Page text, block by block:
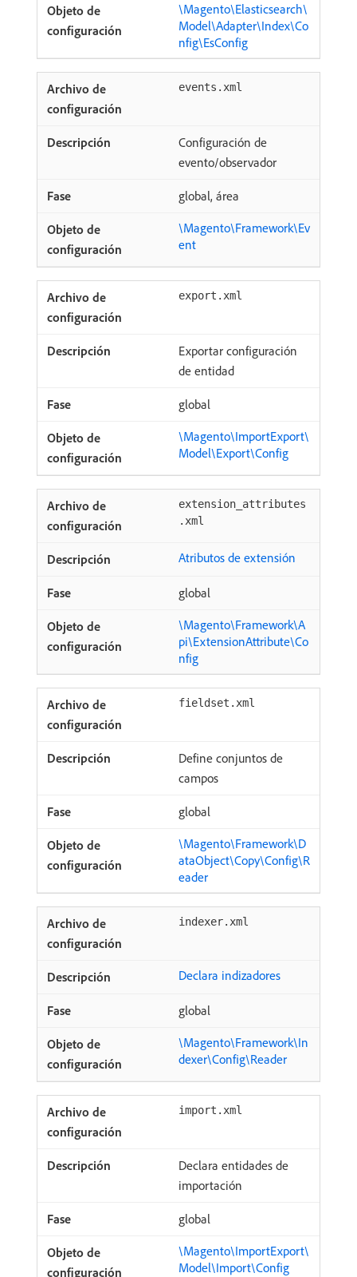
\Magento\Elasticsearch\
Model\Adapter\Index\Co
nfig\EsConfig
events.xml
Configuración de
evento/observador
global, área
\Magento\Framework\Ev
ent
export.xml
Exportar configuración
de entidad
global
\Magento\ImportExport\
Model\Export\Config
extension_attributes
.xml
Atributos de extensión
global
\Magento\Framework\A
pi\ExtensionAttribute\Co
nfig
fieldset.xml
Define conjuntos de
campos
global
\Magento\Framework\D
ataObject\Copy\Config\R
eader
indexer.xml
Declara indizadores
global
\Magento\Framework\In
dexer\Config\Reader
import.xml
Declara entidades de
importación
global
\Magento\ImportExport\
Model\Import\Config